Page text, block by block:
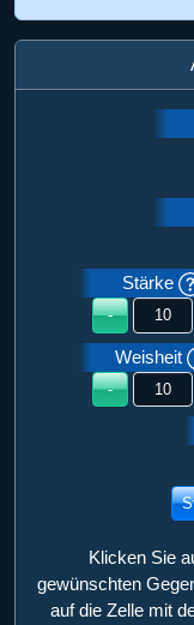
Stärke
-
Weisheit
-
Klicken Sie
gewünschten
auf die Zelle mit